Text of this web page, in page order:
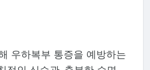
우하복부 통증을 예방하는